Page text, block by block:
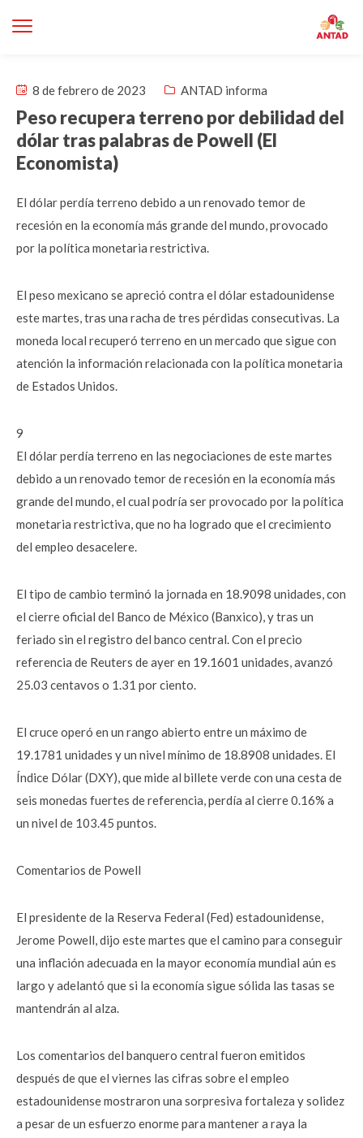
8 de febrero de 2023 ANTAD informa
Peso recupera terreno por debilidad del
dólar tras palabras de Powell (El
Economista)
El dólar perdía terreno debido a un renovado temor de
recesión en la economía más grande del mundo, provocado
por la política monetaria restrictiva.
El peso mexicano se apreció contra el dólar estadounidense
este martes, tras una racha de tres pérdidas consecutivas. La
moneda local recuperó terreno en un mercado que sigue con
atención la información relacionada con la política monetaria
de Estados Unidos.
9
El dólar perdía terreno en las negociaciones de este martes
debido a un renovado temor de recesión en la economía más
grande del mundo, el cual podría ser provocado por la política
monetaria restrictiva, que no ha logrado que el crecimiento
del empleo desacelere.
El tipo de cambio terminó la jornada en 18.9098 unidades, con
el cierre oficial del Banco de México (Banxico), y tras un
feriado sin el registro del banco central. Con el precio
referencia de Reuters de ayer en 19.1601 unidades, avanzó
25.03 centavos o 1.31 por ciento.
El cruce operó en un rango abierto entre un máximo de
19.1781 unidades y un nivel mínimo de 18.8908 unidades. El
Índice Dólar (DXY), que mide al billete verde con una cesta de
seis monedas fuertes de referencia, perdía al cierre 0.16% a
un nivel de 103.45 puntos.
Comentarios de Powell
El presidente de la Reserva Federal (Fed) estadounidense,
Jerome Powell, dijo este martes que el camino para conseguir
una inflación adecuada en la mayor economía mundial aún es
largo y adelantó que si la economía sigue sólida las tasas se
mantendrán al alza.
Los comentarios del banquero central fueron emitidos
después de que el viernes las cifras sobre el empleo
estadounidense mostraron una sorpresiva fortaleza y solidez
a pesar de un esfuerzo enorme para mantener a raya la